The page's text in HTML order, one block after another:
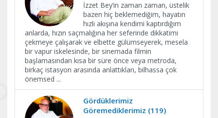
İzzet Bey’in zaman zaman, üstelik
bazen hiç beklemediğim, hayatın
hızlı akışına kendimi kaptırdığım
anlarda, hızın saçmalığına her seferinde dikkatimi
çekmeye çalışarak ve elbette gülümseyerek, mesela
bir vapur iskelesinde, bir sinemada filmin
başlamasından kısa bir süre önce veya metroda,
birkaç istasyon arasında anlattıkları, bilhassa çok
önemsed ...
Gördüklerimiz
Göremediklerimiz (119)